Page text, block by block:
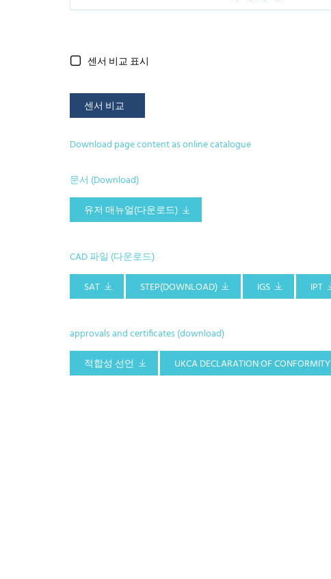
센서 비교 표시
센서 비교
Download page content as online catalogue
문서 (Download)
유저 매뉴얼(다운로드)
CAD 파일 (다운로드)
SAT
STEP(DOWNLOAD) IGS IPT
approvals and certificates (download)
적합성 선언
UKCA DECLARATION OF CONFORMITY